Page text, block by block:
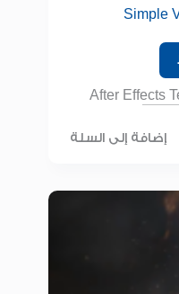
Simple
After Effects
إضافة إلى السلة